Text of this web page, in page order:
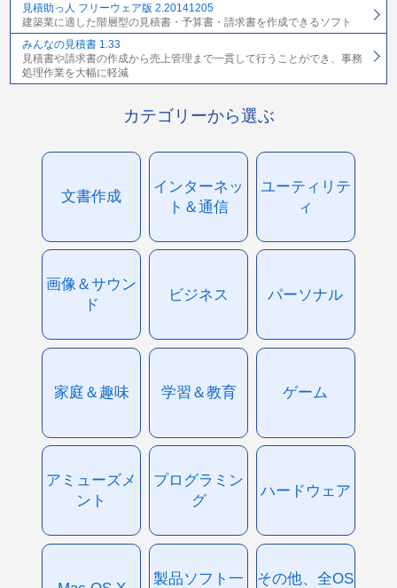
見積助っ人 フリーウェア版 2.20141205
建築業に適した階層型の見積書・予算書・請求書を作成できるソフト
みんなの見積書 1.33
見積書や請求書の作成から売上管理まで一貫して行うことができ、事務
処理作業を大幅に軽減
カテゴリーから選ぶ
文書作成
インターネッ
ト＆通信
ユーティリテ
ィ
画像＆サウン
ド
ビジネス パーソナル
家庭＆趣味 学習＆教育 ゲーム
アミューズメ
ント
プログラミン
グ
ハードウェア
製品ソフト一
その他、全OS